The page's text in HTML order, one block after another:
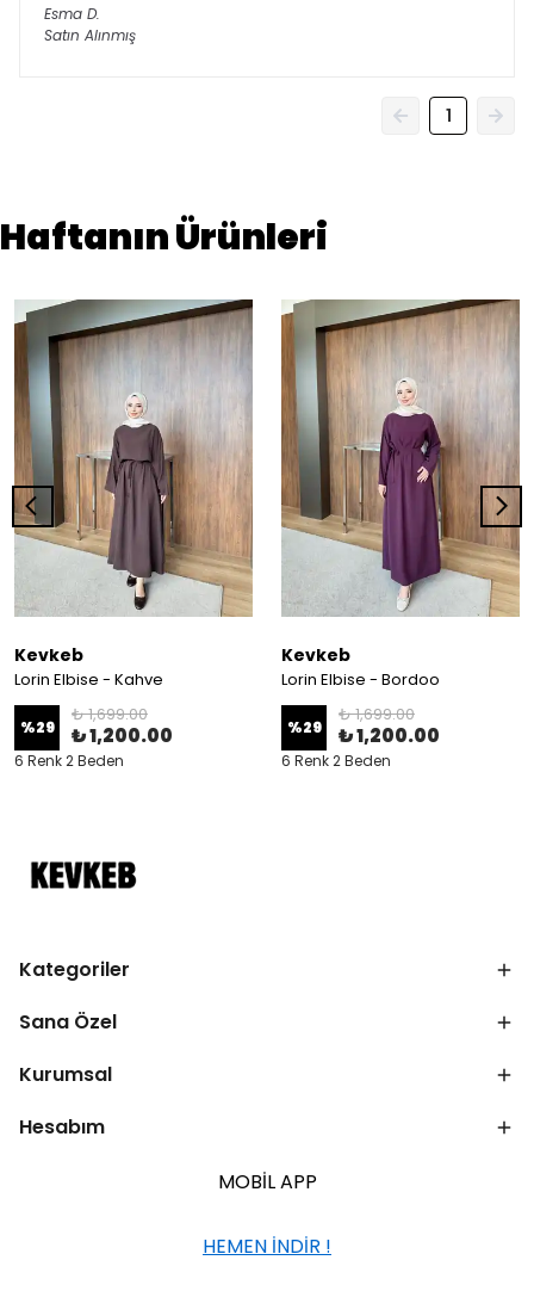
Esma D.
Satın Alınmış
1
Haftanın Ürünleri
Kevkeb
Lorin Elbise - Kahve
%29
₺ 1,699.00
₺ 1,200.00
6 Renk 2 Beden
Kevkeb
Lorin Elbise - Bordoo
%29
₺ 1,699.00
₺ 1,200.00
6 Renk 2 Beden
Kategoriler
Sana Özel
Kurumsal
Hesabım
MOBİL APP
HEMEN İNDİR !